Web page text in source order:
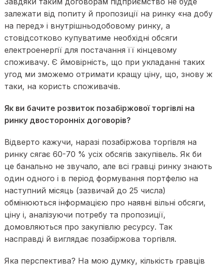
залежати від попиту й пропозиції на ринку «на добу
на перед» і внутрішньодобовому ринку, а
стовідсотково купуватиме необхідні обсяги
електроенергії для постачання її кінцевому
споживачу. Є ймовірність, що при укладанні таких
угод ми зможемо отримати кращу ціну, що, знову ж
таки, на користь споживачів.
Як ви бачите розвиток позабіржової торгівлі на
ринку двосторонніх договорів?
Відверто кажучи, наразі позабіржова торгівля на
ринку сягає 60-70 % усіх обсягів закупівель. Як би
це банально не звучало, але всі гравці ринку знають
один одного і в період формування портфелю на
наступний місяць (зазвичай до 25 числа)
обмінюються інформацією про наявні вільні обсяги,
ціну і, аналізуючи потребу та пропозиції,
домовляються про закупівлю ресурсу. Так
насправді й виглядає позабіржова торгівля.
Яка перспектива? На мою думку, кількість гравців